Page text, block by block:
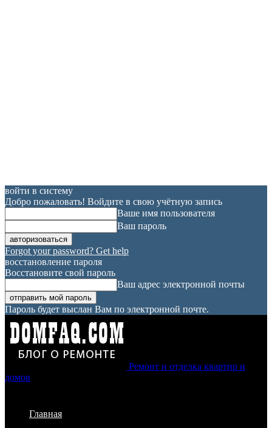
войти в систему
Добро пожаловать! Войдите в свою учётную запись
Ваше имя пользователя
Ваш пароль
Forgot your password? Get help
восстановление пароля
Восстановите свой пароль
Ваш адрес электронной почты
Пароль будет выслан Вам по электронной почте.
Ремонт и отделка квартир и
домов
Главная